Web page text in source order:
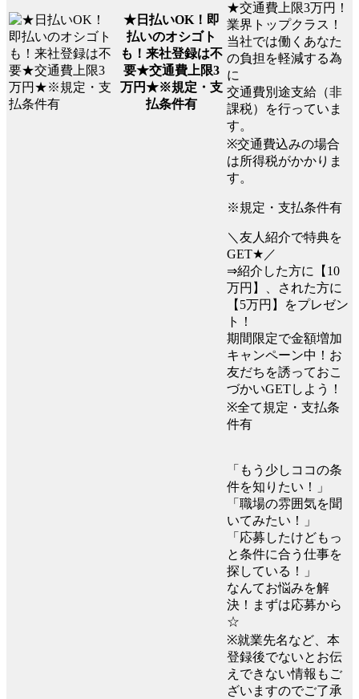
★日払いOK！即
払いのオシゴト
も！来社登録は不
要★交通費上限3
万円★※規定・支
払条件有
★交通費上限3万円！
業界トップクラス！
当社では働くあなた
の負担を軽減する為
に
交通費別途支給（非
課税）を行っていま
す。
※交通費込みの場合
は所得税がかかりま
す。
※規定・支払条件有
＼友人紹介で特典を
GET★／
⇒紹介した方に【10
万円】、された方に
【5万円】をプレゼン
ト！
期間限定で金額増加
キャンペーン中！お
友だちを誘っておこ
づかいGETしよう！
※全て規定・支払条
件有
「もう少しココの条
件を知りたい！」
「職場の雰囲気を聞
いてみたい！」
「応募したけどもっ
と条件に合う仕事を
探している！」
なんてお悩みを解
決！まずは応募から
☆
※就業先名など、本
登録後でないとお伝
えできない情報もご
ざいますのでご了承